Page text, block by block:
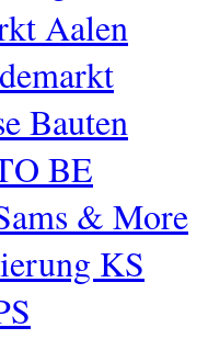
Aalen
Bauten
BE
& More
KS